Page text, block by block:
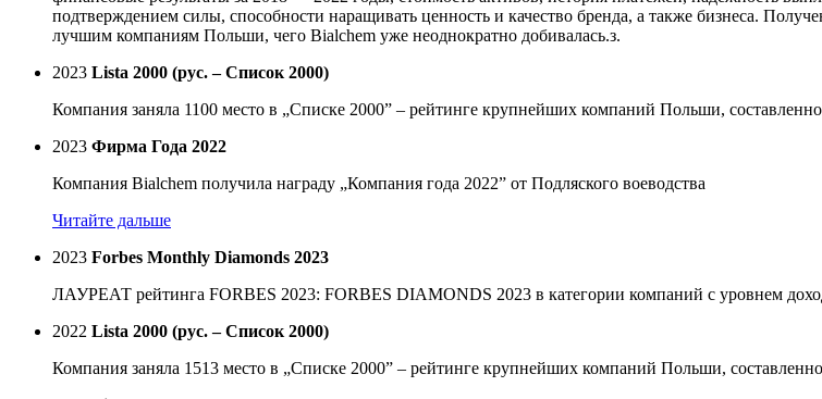
подтверждением силы, способности наращивать ценность и качество бренда, а также бизнеса.
лучшим компаниям Польши, чего Bialchem уже неоднократно добивалась.з.
2023 Lista 2000 (рус. – Список 2000)
Компания заняла 1100 место в „Списке 2000” – рейтинге крупнейших компаний Польши,
2023 Фирма Года 2022
Компания Bialchem получила награду „Компания года 2022” от Подляского воеводства
Читайте дальше
2023 Forbes Monthly Diamonds 2023
ЛАУРЕАТ рейтинга FORBES 2023: FORBES DIAMONDS 2023 в категории компаний с уровнем
2022 Lista 2000 (рус. – Список 2000)
Компания заняла 1513 место в „Списке 2000” – рейтинге крупнейших компаний Польши,